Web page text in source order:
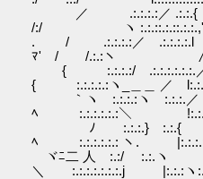
／ .:.:.:.:／ .:.:.{
/:/ ヽ :.:.::.:.::.:.:.,'
. / .:.:.:.:／ .:.:.:.:.l
ﾏ' / /.:.:ヽ
{ :.:.:.:/ .:.:.:.:.:.:.
{ :.:.:.:.:ヽ_＿＿ ／
｀ヽ :.:.:.:ヽ
ﾍ :.:.:.:.:.:＼
ﾉ :.:.:.}
ﾍ :.:.:.:.:.: ヽ. |:.:.:.:.:
ヾﾆ二 人 :.:/
＼ :.:.:.:.:.:.:.j |:.:.:ヽ:.: